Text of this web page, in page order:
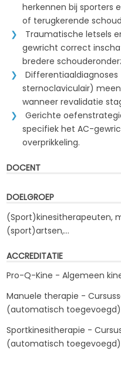
herkennen bij sporters
of terugkerende
Traumatische letsels
gewricht correct
bredere
sternoclaviculair)
wanneer revalidatie
Gerichte
specifiek het AC-
overprikkeling.
DOCENT
DOELGROEP
(Sport)kinesitherapeuten,
(sport)artsen,...
ACCREDITATIE
Pro-Q-Kine - Algemeen
Manuele therapie -
(automatisch
Sportkinesitherapie -
(automatisch